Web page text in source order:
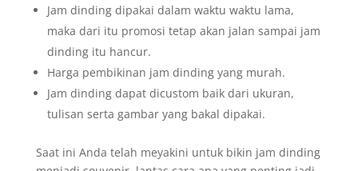
Jam dinding dipakai dalam waktu waktu lama,
maka dari itu promosi tetap akan jalan sampai jam
dinding itu hancur.
Harga pembikinan jam dinding yang murah.
Jam dinding dapat dicustom baik dari ukuran,
tulisan serta gambar yang bakal dipakai.
Saat ini Anda telah meyakini untuk bikin jam dinding